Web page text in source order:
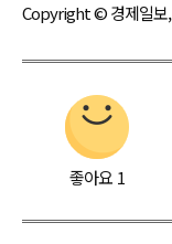
Copyright © 경제일보,
좋아요 1